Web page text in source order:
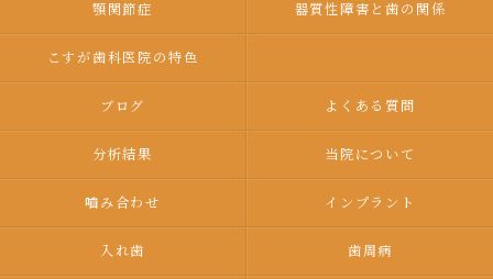
顎関節症 器質性障害と歯の関係
こすが歯科医院の特色
ブログ よくある質問
分析結果 当院について
嚙み合わせ インプラント
入れ歯 歯周病